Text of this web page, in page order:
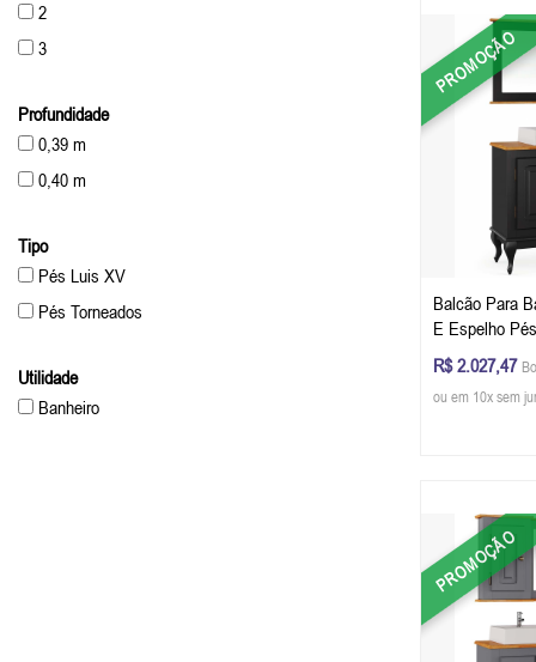
2
3
Profundidade
0,39 m
0,40 m
Tipo
Pés Luis XV
Pés Torneados
Utilidade
Banheiro
PROMOÇÃO
Balcão Para
E Espelho
Dalia 81 x 80
- Cor Preto/
R$ 2.027,47
ou em 10x sem
PROMOÇÃO